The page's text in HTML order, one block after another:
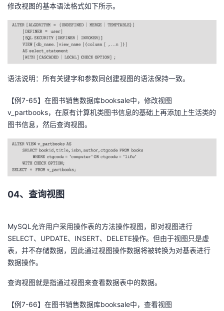
修改视图的基本语法格式如下所示。
语法说明：所有关键字和参数同创建视图的语法保持一致。
【例7-65】在图书销售数据库booksale中，修改视图
v_partbooks，在原有计算机类图书信息的基础上再添加上生活类的
图书信息，然后查询视图。
04、查询视图
MySQL允许用户采用操作表的方法操作视图，即对视图进行
SELECT、UPDATE、INSERT、DELETE操作。但由于视图只是虚
表，并不存储数据，因此通过视图操作数据将被转换为对基表进行
数据操作。
查询视图就是指通过视图来查看数据表中的数据。
【例7-66】在图书销售数据库booksale中，查看视图